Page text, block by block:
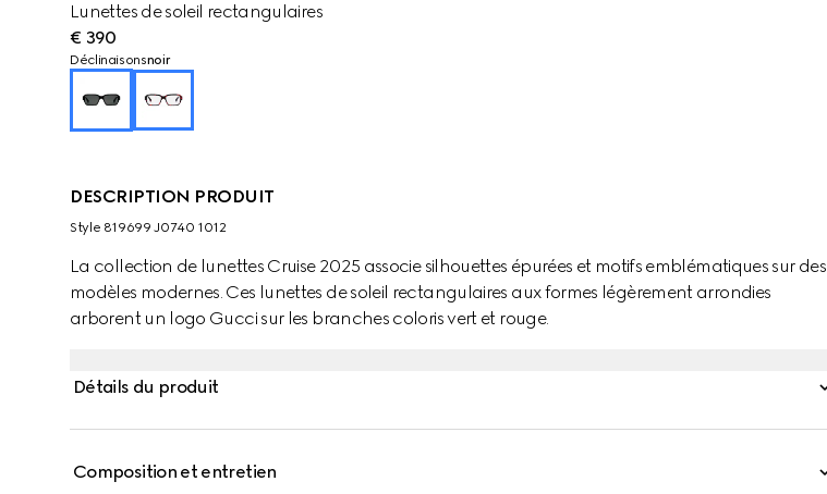
Lunettes de soleil rectangulaires
€ 390
Déclinaisonsnoir
DESCRIPTION PRODUIT
Style ‎819699 J0740 1012
La collection de lunettes Cruise 2025 associe silhouettes épurées et motifs emblématiques sur des
modèles modernes. Ces lunettes de soleil rectangulaires aux formes légèrement arrondies
arborent un logo Gucci sur les branches coloris vert et rouge.
Détails du produit
Composition et entretien